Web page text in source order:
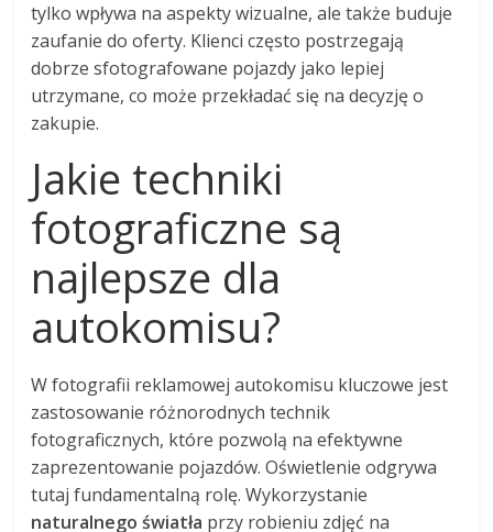
tylko wpływa na aspekty wizualne, ale także buduje
zaufanie do oferty. Klienci często postrzegają
dobrze sfotografowane pojazdy jako lepiej
utrzymane, co może przekładać się na decyzję o
zakupie.
Jakie techniki
fotograficzne są
najlepsze dla
autokomisu?
W fotografii reklamowej autokomisu kluczowe jest
zastosowanie różnorodnych technik
fotograficznych, które pozwolą na efektywne
zaprezentowanie pojazdów. Oświetlenie odgrywa
tutaj fundamentalną rolę. Wykorzystanie
naturalnego światła przy robieniu zdjęć na